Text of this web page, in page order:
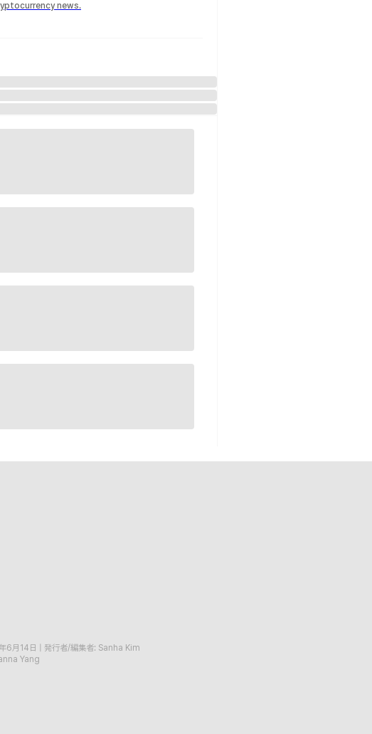
news.
6月14日
発行者/編集者: Sanha Kim
Yang